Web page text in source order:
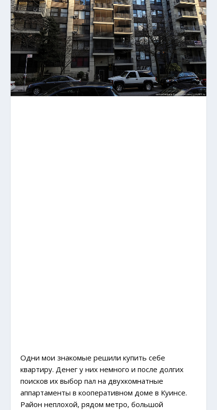
Одни мои знакомые решили купить себе
квартиру. Денег у них немного и после долгих
поисков их выбор пал на двухкомнатные
аппартаменты в кооперативном доме в Куинсе.
Район неплохой, рядом метро, большой